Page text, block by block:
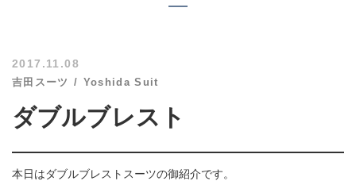
2017.11.08
吉田スーツ Yoshida Suit
ダブルブレスト
本日はダブルブレストスーツの御紹介です。